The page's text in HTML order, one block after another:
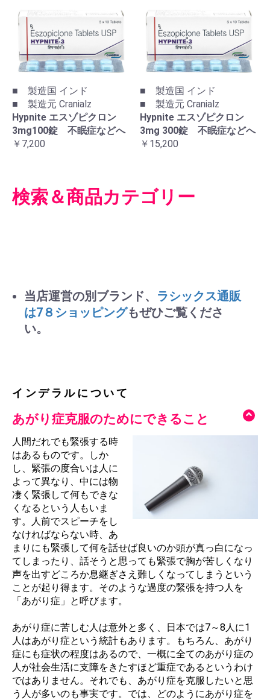
■ 製造国 インド
■ 製造元 Cranialz
Hypnite エスゾピクロン
3mg100錠 不眠症などへ
￥7,200
■ 製造国 インド
■ 製造元 Cranialz
Hypnite エスゾピクロン
3mg 300錠 不眠症などへ
￥15,200
検索＆商品カテゴリー
当店運営の別ブランド、 ラシックス通販
は7８ショッピングもぜひご覧くださ
い。
インデラルについて
あがり症克服のためにできること
人間だれでも緊張する時
はあるものです。しか
し、緊張の度合いは人に
よって異なり、中には物
凄く緊張して何もできな
くなるという人もいま
す。人前でスピーチをし
なければならない時、あ
まりにも緊張して何を話せば良いのか頭が真っ白になっ
てしまったり、話そうと思っても緊張で胸が苦しくなり
声を出すどころか息継ぎさえ難しくなってしまうという
ことが起り得ます。そのような過度の緊張を持つ人を
「あがり症」と呼びます。
あがり症に苦しむ人は意外と多く、日本では7～8人に1
人はあがり症という統計もあります。もちろん、あがり
症にも症状の程度はあるので、一概に全てのあがり症の
人が社会生活に支障をきたすほど重症であるというわけ
ではありません。それでも、あがり症を克服したいと思
う人が多いのも事実です。では、どのようにあがり症を